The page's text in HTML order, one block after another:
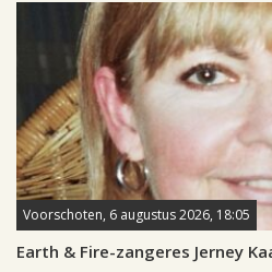
Voorschoten, 6 augustus 2026, 18:05
Earth & Fire-zangeres Jerney